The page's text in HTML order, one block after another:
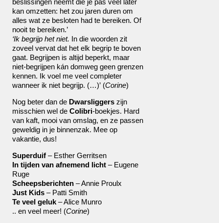
beslissingen neemt die je pas veel later
kan omzetten: het zou jaren duren om
alles wat ze besloten had te bereiken. Of
nooit te bereiken.’
‘Ik begrijp het niet. In die woorden zit
zoveel vervat dat het elk begrip te boven
gaat. Begrijpen is altijd beperkt, maar
niet-begrijpen kán domweg geen grenzen
kennen. Ik voel me veel completer
wanneer ik niet begrijp. (…)’ (Corine)
Nog beter dan de Dwarsliggers zijn
misschien wel de Colibri-boekjes. Hard
van kaft, mooi van omslag, en ze passen
geweldig in je binnenzak. Mee op
vakantie, dus!
Superduif – Esther Gerritsen
In tijden van afnemend licht – Eugene
Ruge
Scheepsberichten – Annie Proulx
Just Kids – Patti Smith
Te veel geluk – Alice Munro
.. en veel meer! (Corine)